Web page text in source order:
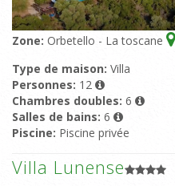
Zone: Orbetello - La toscane
Type de maison: Villa
Personnes: 12
Chambres doubles: 6
Salles de bains: 6
Piscine: Piscine privée
Villa Lunense